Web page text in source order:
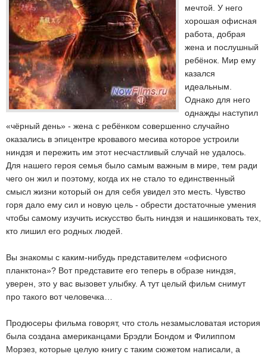
мечтой. У него
хорошая офисная
работа, добрая
жена и послушный
ребёнок. Мир ему
казался
идеальным.
Однако для него
однажды наступил
«чёрный день» - жена с ребёнком совершенно случайно
оказались в эпицентре кровавого месива которое устроили
ниндзя и пережить им этот несчастливый случай не удалось.
Для нашего героя семья было самым важным в мире, тем ради
чего он жил и поэтому, когда их не стало то единственный
смысл жизни который он для себя увидел это месть. Чувство
горя дало ему сил и новую цель - обрести достаточные умения
чтобы самому изучить искусство быть ниндзя и нашинковать тех,
кто лишил его родных людей.
Вы знакомы с каким-нибудь представителем «офисного
планктона»? Вот представите его теперь в образе ниндзя,
уверен, это у вас вызовет улыбку. А тут целый фильм снимут
про такого вот человечка…
Продюсеры фильма говорят, что столь незамысловатая история
была создана американцами Брэдли Бондом и Филиппом
Морзез, которые целую книгу с таким сюжетом написали, а